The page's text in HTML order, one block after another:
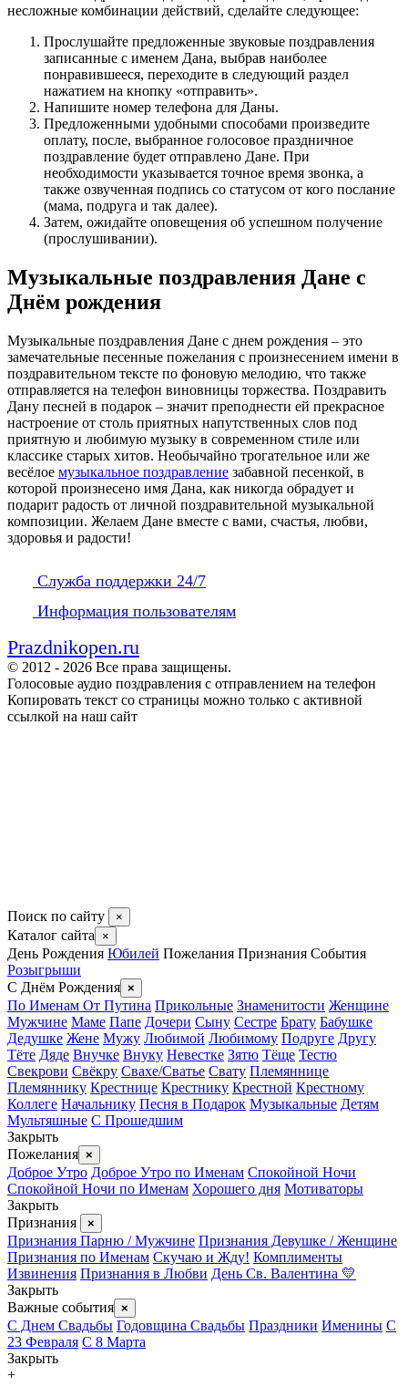
несложные комбинации действий, сделайте следующее:
Прослушайте предложенные звуковые поздравления
записанные с именем Дана, выбрав наиболее
понравившееся, переходите в следующий раздел
нажатием на кнопку «отправить».
Напишите номер телефона для Даны.
Предложенными удобными способами произведите
оплату, после, выбранное голосовое праздничное
поздравление будет отправлено Дане. При
необходимости указывается точное время звонка, а
также озвученная подпись со статусом от кого послание
(мама, подруга и так далее).
Затем, ожидайте оповещения об успешном получение
(прослушивании).
Музыкальные поздравления Дане с
Днём рождения
Музыкальные поздравления Дане с днем рождения – это
замечательные песенные пожелания с произнесением имени в
поздравительном тексте по фоновую мелодию, что также
отправляется на телефон виновницы торжества. Поздравить
Дану песней в подарок – значит преподнести ей прекрасное
настроение от столь приятных напутственных слов под
приятную и любимую музыку в современном стиле или
классике старых хитов. Необычайно трогательное или же
весёлое музыкальное поздравление забавной песенкой, в
которой произнесено имя Дана, как никогда обрадует и
подарит радость от личной поздравительной музыкальной
композиции. Желаем Дане вместе с вами, счастья, любви,
здоровья и радости!
Служба поддержки 24/7
Информация пользователям
Prazdnikopen.ru
© 2012 - 2026 Все права защищены.
Голосовые аудио поздравления с отправлением на телефон
Копировать текст со страницы можно только с активной
ссылкой на наш сайт
Поиск по сайту ×
Каталог сайта ×
День Рождения Юбилей Пожелания Признания События
Розыгрыши
С Днём Рождения ×
По Именам От Путина Прикольные Знаменитости Женщине
Мужчине Маме Папе Дочери Сыну Сестре Брату Бабушке
Дедушке Жене Мужу Любимой Любимому Подруге Другу
Тёте Дяде Внучке Внуку Невестке Зятю Тёще Тестю
Свекрови Свёкру Свахе/Сватье Свату Племяннице
Племяннику Крестнице Крестнику Крестной Крестному
Коллеге Начальнику Песня в Подарок Музыкальные Детям
Мультяшные С Прошедшим
Закрыть
Пожелания ×
Доброе Утро Доброе Утро по Именам Спокойной Ночи
Спокойной Ночи по Именам Хорошего дня Мотиваторы
Закрыть
Признания
×
Признания Парню / Мужчине Признания Девушке / Женщине
Признания по Именам Скучаю и Жду! Комплименты
Извинения Признания в Любви День Св. Валентина 💛
Закрыть
Важные события ×
С Днем Свадьбы Годовщина Свадьбы Праздники Именины С
23 Февраля С 8 Марта
Закрыть
+